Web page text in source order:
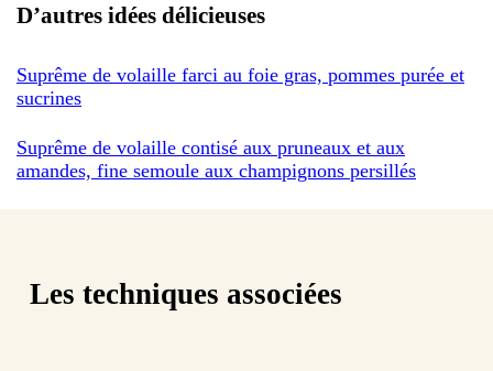
D’autres idées délicieuses
Suprême de volaille farci au foie gras, pommes purée et
sucrines
Suprême de volaille contisé aux pruneaux et aux
amandes, fine semoule aux champignons persillés
Les techniques associées